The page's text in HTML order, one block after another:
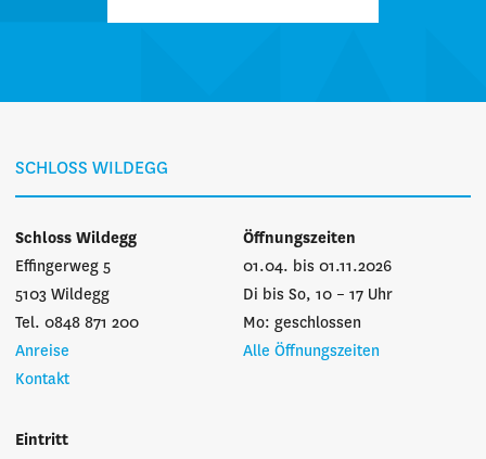
SCHLOSS WILDEGG
Schloss Wildegg
Effingerweg 5
5103 Wildegg
Tel. 0848 871 200
Anreise
Kontakt
Öffnungszeiten
01.04. bis 01.11.2026
Di bis So, 10 – 17 Uhr
Mo: geschlossen
Alle Öffnungszeiten
Eintritt